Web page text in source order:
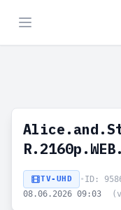
TV-UHD • ID:
08.06.2026 09:03